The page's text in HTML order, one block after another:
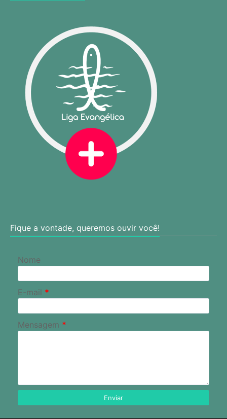
Fique a vontade, queremos ouvir você!
Nome
E-mail *
Mensagem *